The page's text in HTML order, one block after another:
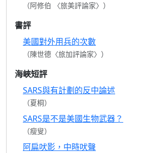
（阿修伯 〈旅美評論家〉）
書評
美國對外用兵的次數
（陳世德〈旅加評論家〉）
海峽短評
SARS與有計劃的反中論述
（夏桐）
SARS是不是美國生物武器？
（瘦叟）
阿扁吠影，中時吠聲